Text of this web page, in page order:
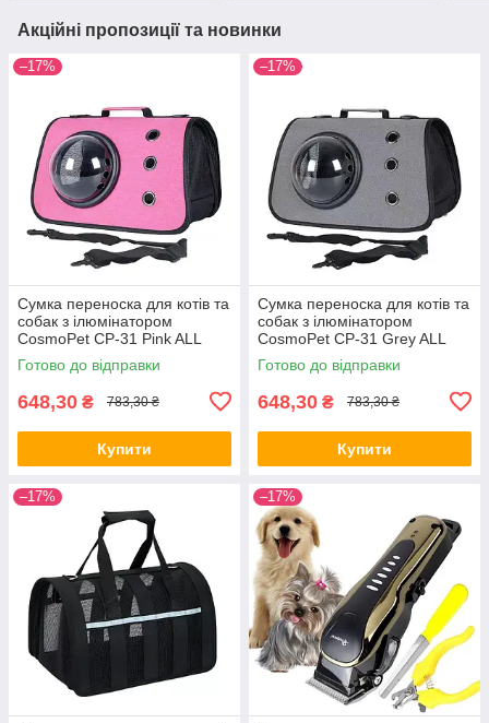
Акційні пропозиції та новинки
–17%
Сумка переноска для котів та
собак з ілюмінатором
CosmoPet CP-31 Pink ALL
Качество + 3139
Готово до відправки
648,30 ₴ 783,30 ₴
Купити
–17%
Сумка переноска для котів та
собак з ілюмінатором
CosmoPet CP-31 Grey ALL
Качество + 3140
Готово до відправки
648,30 ₴ 783,30 ₴
Купити
–17% –17%